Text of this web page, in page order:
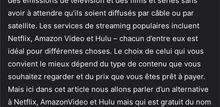
avoir à attendre qu’ils soient diffusés par câble ou par
satellite. Les services de streaming populaires incluent
Netflix, Amazon Video et Hulu – chacun d’entre eux est
idéal pour différentes choses. Le choix de celui qui vous
convient le mieux dépend du type de contenu que vous
souhaitez regarder et du prix que vous êtes prêt à payer.
Mais ici dans cet article nous allons parler d’un alternative
à Netflix, AmazonVideo et Hulu mais qui est gratuit du nom